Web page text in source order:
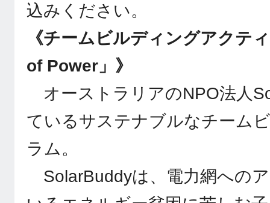
込みください。
《チームビルディングアクテ
of Power」》
オーストラリアのNPO法人
ているサステナブルなチーム
ラム。
SolarBuddyは、電力網への